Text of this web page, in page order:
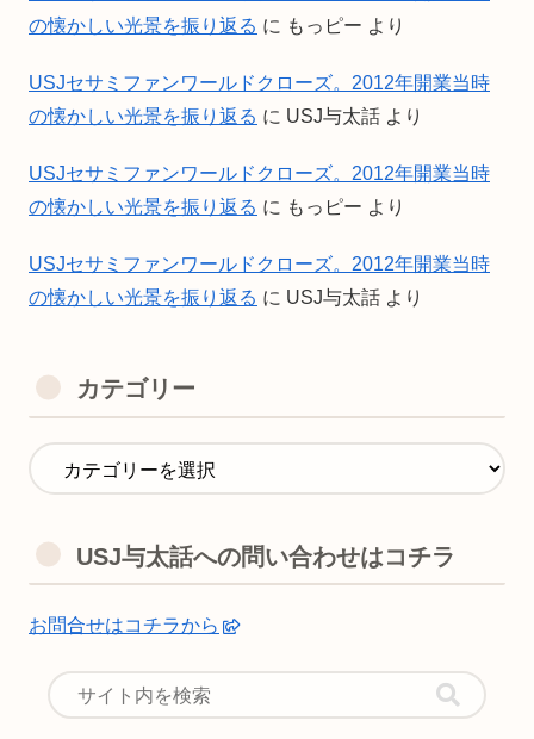
の懐かしい光景を振り返る に もっピー より
USJセサミファンワールドクローズ。2012年開業当時
の懐かしい光景を振り返る に USJ与太話 より
USJセサミファンワールドクローズ。2012年開業当時
の懐かしい光景を振り返る に もっピー より
USJセサミファンワールドクローズ。2012年開業当時
の懐かしい光景を振り返る に USJ与太話 より
カテゴリー
USJ与太話への問い合わせはコチラ
お問合せはコチラから